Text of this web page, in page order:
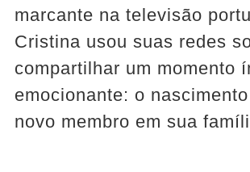
marcante na televisão
Cristina usou suas redes
compartilhar um momento
emocionante: o
novo membro em sua